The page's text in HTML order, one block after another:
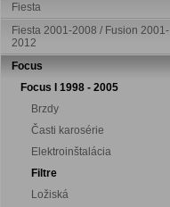
Fiesta
Fiesta 2001-2008 / Fusion 2001-
2012
Focus
Focus I 1998 - 2005
Brzdy
Časti karosérie
Elektroinštalácia
Filtre
Ložiská